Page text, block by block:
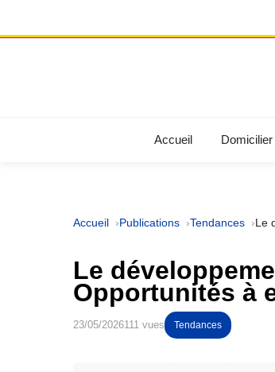
Accueil
Accueil Publications Tendances Le
Le
Opportunités à
23/05/2026111 vues Tendances